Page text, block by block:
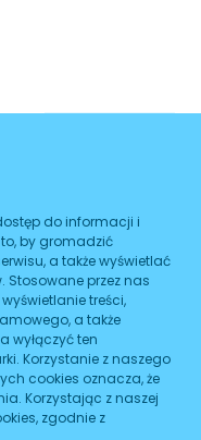
08:00
16:00
08:00-16:00
08:00-16:00
08:00
08:00- 16:00
do informacji i
by gromadzić
a także wyświetlać
Stosowane przez nas
treści,
a także
wyłączyć ten
Korzystanie z naszego
cookies oznacza, że
Korzystając z naszej
zgodnie z